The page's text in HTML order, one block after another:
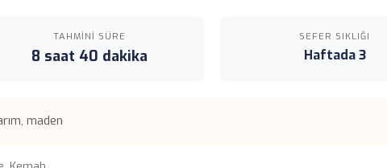
TAHMINI SÜRE
8 saat 40 dakika
SEFER SIKLIĞI
Haftada 3
maden